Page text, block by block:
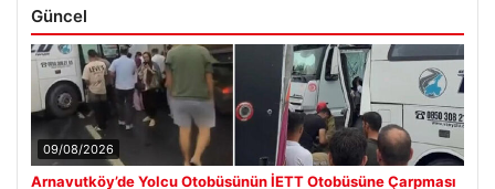
Güncel
09/08/2026
Arnavutköy’de Yolcu Otobüsünün İETT Otobüsüne Çarpması